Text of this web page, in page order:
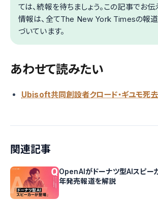
ては、続報を待ちましょう。この記事でお伝
情報は、全てThe New York Timesの報
づいています。
あわせて読みたい
Ubisoft共同創設者クロード・ギユモ死
関連記事
OpenAIがドーナツ型AIスピー
年発売報道を解説